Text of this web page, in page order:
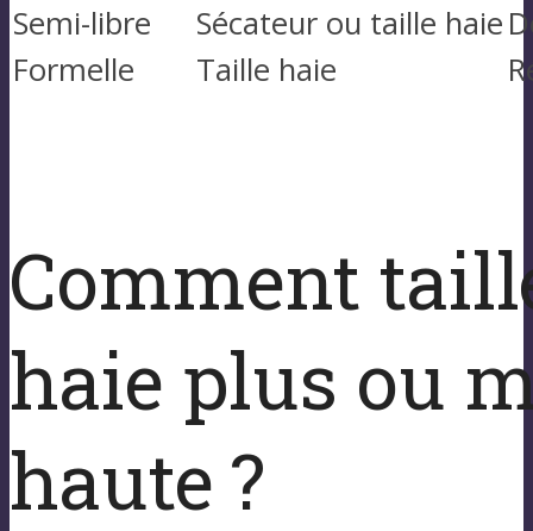
Semi-libre
Sécateur ou taille haie
Formelle
Taille haie
Comment
haie plus ou
haute ?